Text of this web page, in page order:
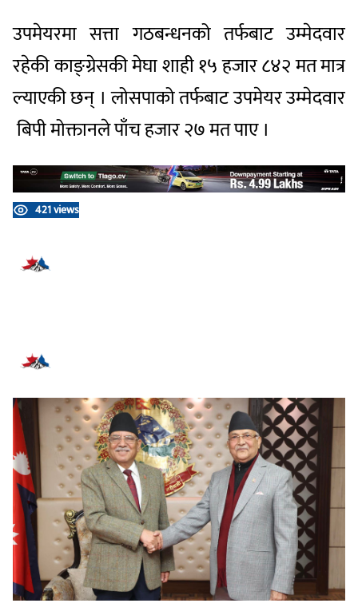
उपमेयरमा सत्ता गठबन्धनको तर्फबाट उम्मेदवार
रहेकी काङ्ग्रेसकी मेघा शाही १५ हजार ८४२ मत मात्र
ल्याएकी छन् । लोसपाको तर्फबाट उपमेयर उम्मेदवार
बिपी मोक्तानले पाँच हजार २७ मत पाए ।
421 views